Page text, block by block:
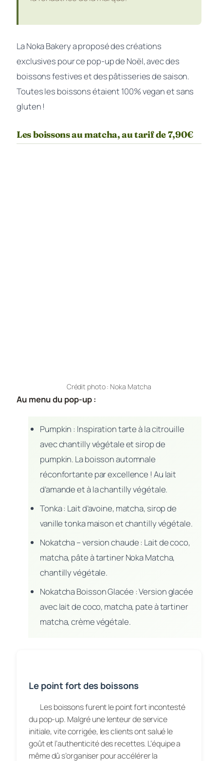
La Noka Bakery a proposé des créations
exclusives pour ce pop-up de Noël, avec des
boissons festives et des pâtisseries de saison.
Toutes les boissons étaient 100% vegan et sans
gluten !
Les boissons au matcha, au tarif de 7,90€
Crédit photo : Noka Matcha
Au menu du pop-up :
Pumpkin : Inspiration tarte à la citrouille
avec chantilly végétale et sirop de
pumpkin. La boisson automnale
réconfortante par excellence ! Au lait
d’amande et à la chantilly végétale.
Tonka : Lait d’avoine, matcha, sirop de
vanille tonka maison et chantilly végétale.
Nokatcha – version chaude : Lait de coco,
matcha, pâte à tartiner Noka Matcha,
chantilly végétale.
Nokatcha Boisson Glacée : Version glacée
avec lait de coco, matcha, pate à tartiner
matcha, crème végétale.
Le point fort des boissons
Les boissons furent le point fort incontesté
du pop-up. Malgré une lenteur de service
initiale, vite corrigée, les clients ont salué le
goût et l’authenticité des recettes. L’équipe a
même dû s’organiser pour accélérer la